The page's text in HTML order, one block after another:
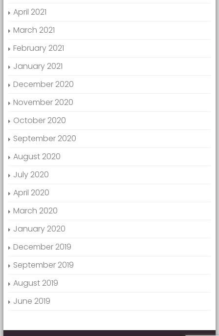
April 2021
March 2021
February 2021
January 2021
December 2020
November 2020
October 2020
September 2020
August 2020
July 2020
April 2020
March 2020
January 2020
December 2019
September 2019
August 2019
June 2019